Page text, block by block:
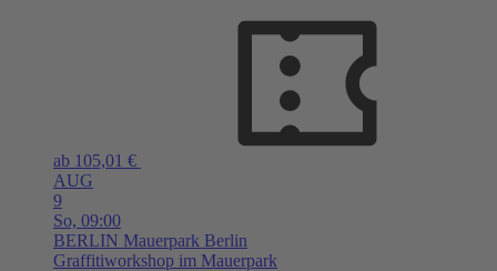
ab 105,01 €
AUG
9
So, 09:00
BERLIN Mauerpark Berlin
Graffitiworkshop im Mauerpark